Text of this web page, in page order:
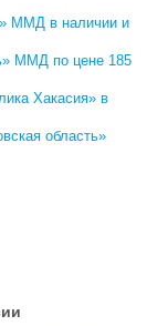
ММД в наличии и
ММД по цене 185
Хакасия» в
область»